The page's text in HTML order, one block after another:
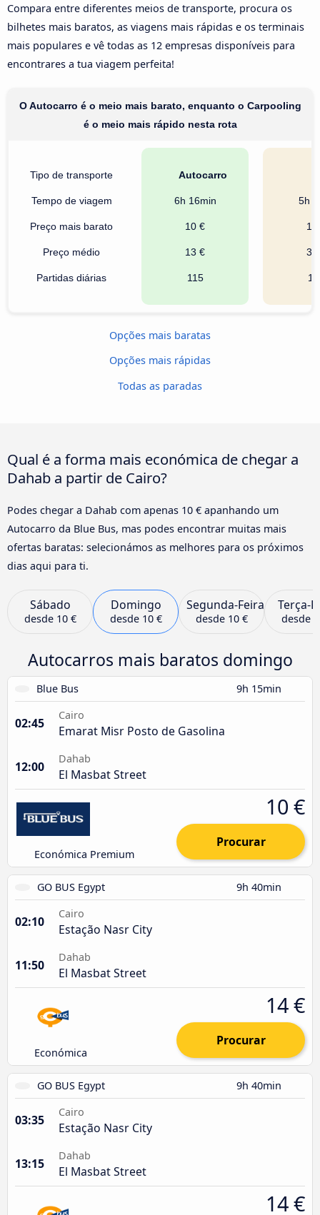
Compara entre diferentes meios de transporte, procura os
bilhetes mais baratos, as viagens mais rápidas e os terminais
mais populares e vê todas as 12 empresas disponíveis para
encontrares a tua viagem perfeita!
O Autocarro é o meio mais barato, enquanto o Carpooling
é o meio mais rápido nesta rota
Tipo de transporte
Tempo de viagem
Preço mais barato
Preço médio
Partidas diárias
Autocarro
6h 16min
10 €
13 €
115
5h
13
32
Opções mais baratas
Opções mais rápidas
Todas as paradas
Qual é a forma mais económica de chegar a
Dahab a partir de Cairo?
Podes chegar a Dahab com apenas 10 € apanhando um
Autocarro da Blue Bus, mas podes encontrar muitas mais
ofertas baratas: selecionámos as melhores para os próximos
dias aqui para ti.
Sábado
desde 10 €
Domingo
desde 10 €
Segunda-Feira
desde 10 €
Terça-
desde
Autocarros mais baratos domingo
Blue Bus 9h 15min
02:45
Cairo
Emarat Misr Posto de Gasolina
12:00
Dahab
El Masbat Street
Económica Premium
10 €
Procurar
GO BUS Egypt 9h 40min
02:10
Cairo
Estação Nasr City
11:50
Dahab
El Masbat Street
Económica
14 €
Procurar
GO BUS Egypt 9h 40min
03:35
Cairo
Estação Nasr City
13:15
Dahab
El Masbat Street
14 €